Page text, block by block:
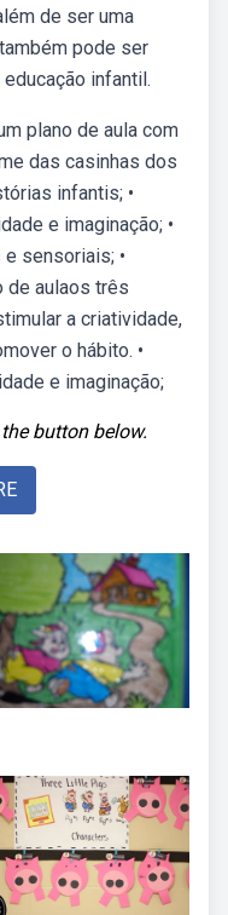
de ser uma
pode ser
infantil.
plano de aula com
das casinhas dos
infantis; •
e imaginação; •
sensoriais; •
de aulaos três
a criatividade,
o hábito. •
e imaginação;
button below.